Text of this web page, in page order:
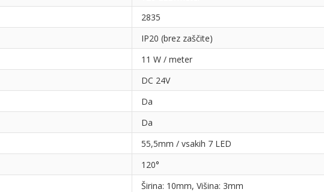
2835
IP20 (brez zaščite)
11 W / meter
DC 24V
Da
Da
55,5mm / vsakih 7 LED
120°
Širina: 10mm, Višina: 3mm